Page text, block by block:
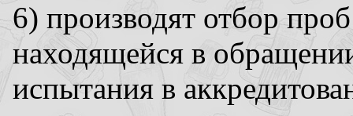
6) производят отбор
находящейся в
испытания в